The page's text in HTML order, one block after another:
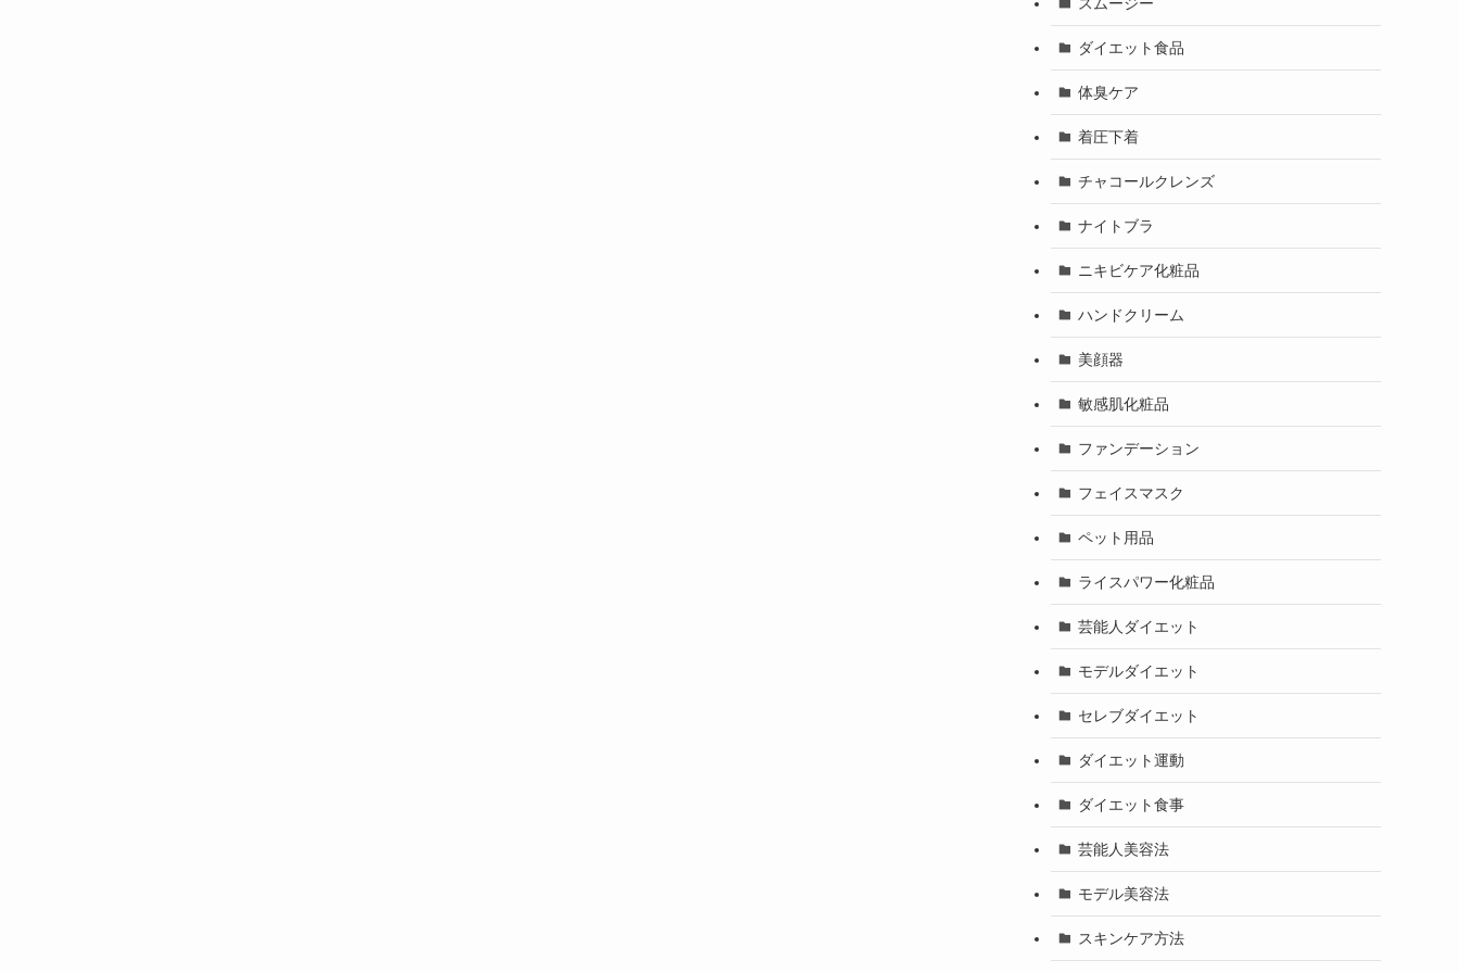
ダイエット食品
体臭ケア
着圧下着
チャコールクレンズ
ナイトブラ
ニキビケア化粧品
ハンドクリーム
美顔器
敏感肌化粧品
ファンデーション
フェイスマスク
ペット用品
ライスパワー化粧品
芸能人ダイエット
モデルダイエット
セレブダイエット
ダイエット運動
ダイエット食事
芸能人美容法
モデル美容法
スキンケア方法